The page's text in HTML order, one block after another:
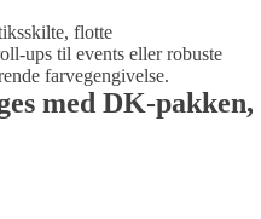
flotte
ups til events eller robuste
farvegengivelse.
med DK-pakken,